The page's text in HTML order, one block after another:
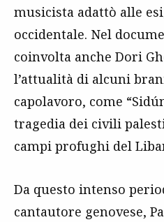
musicista adattò alle
occidentale. Nel
coinvolta anche Dori
l’attualità di alcuni
capolavoro, come
tragedia dei civili
campi profughi del
Da questo intenso
cantautore genovese,